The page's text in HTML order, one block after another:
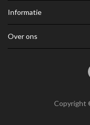
Informatie
Over ons
Copyright